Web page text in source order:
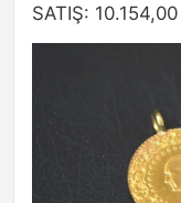
SATIŞ: 10.154,00